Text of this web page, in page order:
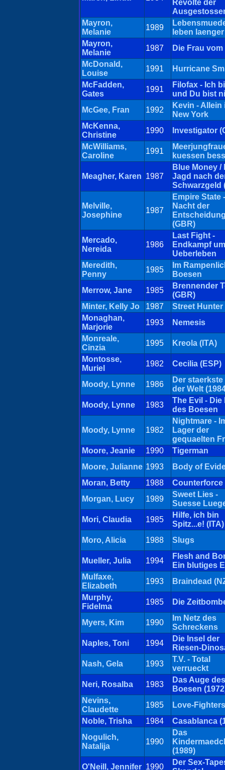
Revolte der
Mayron,
Melanie
1989
leben laenger
Mayron,
Melanie
1987
Die Frau
McDonald,
Louise
1991
Hurricane
McFadden,
Gates
1991
Filofax - Ich
und Du bist
McGee, Fran
1992
Kevin - Allein
New York
McKenna,
Christine
1990
Investigator
McWilliams,
Caroline
1991
kuessen
Meagher, Karen 1987
Blue Money /
Jagd nach
Schwarzgeld
Melville,
Josephine
1987
Empire State
Nacht der
(GBR)
Mercado,
Nereida
1986
Last Fight -
Endkampf
Ueberleben
Meredith,
Penny
1985
Im
Boesen
Merrow, Jane
1985
Brennender
(GBR)
Minter, Kelly Jo
1987
Street Hunter
Monaghan,
Marjorie
1993
Nemesis
Monreale,
Cinzia
1995
Kreola (ITA)
Montosse,
Muriel
1982 Cecilia (ESP)
Moody, Lynne 1986
Der staerkste
der Welt
Moody, Lynne
1983
The Evil - Die
des Boesen
Moody, Lynne 1982
Nightmare -
Lager der
gequaelten
Moore, Jeanie
1990
Tigerman
Moore, Julianne 1993
Body of
Moran, Betty
1988
Counterforce
Morgan, Lucy
1989
Sweet Lies -
Suesse
Mori, Claudia
1985
Hilfe, ich bin
Spitz...e! (ITA)
Moro, Alicia
1988 Slugs
Mueller, Julia 1994
Flesh and
Ein blutiges
Mulfaxe,
Elizabeth
1993
Braindead
Murphy,
Fidelma
1985 Die
Myers, Kim 1990
Im Netz des
Schreckens
Naples, Toni
1994
Die Insel der
Riesen-
Nash, Gela
1993
T.V. - Total
verrueckt
Neri, Rosalba
1983
Das Auge des
Boesen
Nevins,
Claudette
1985
Love-Fighters
Noble, Trisha
1984
Casablanca
Nogulich,
Natalija
1990
Das
(1989)
O'Neill, Jennifer 1990
Der Sex-